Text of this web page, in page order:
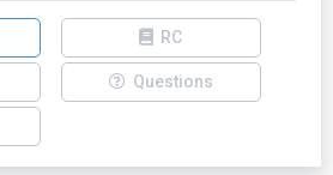
RC
Questions